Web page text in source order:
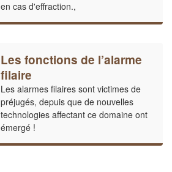
en cas d'effraction.,
Les fonctions de l’alarme
filaire
Les alarmes filaires sont victimes de
préjugés, depuis que de nouvelles
technologies affectant ce domaine ont
émergé !